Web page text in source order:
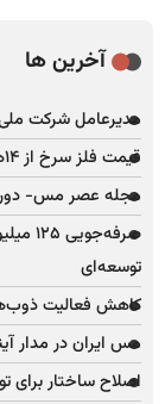
آخرین ها
مدیرعامل شرکت
قیمت فلز سرخ از ۱۴هزار دلار در هر تن عبور کرد
مجله عصر مس- دوره تازه- شماره
توسعه‌ای
کاهش فعالیت
مس ایران در مدار
اصلاح ساختار برای